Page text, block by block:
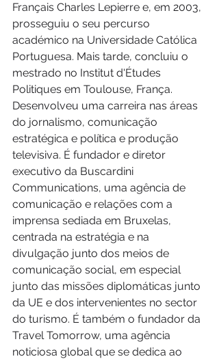
Français Charles Lepierre e, em 2003,
prosseguiu o seu percurso
académico na Universidade Católica
Portuguesa. Mais tarde, concluiu o
mestrado no Institut d'Études
Politiques em Toulouse, França.
Desenvolveu uma carreira nas áreas
do jornalismo, comunicação
estratégica e política e produção
televisiva. É fundador e diretor
executivo da Buscardini
Communications, uma agência de
comunicação e relações com a
imprensa sediada em Bruxelas,
centrada na estratégia e na
divulgação junto dos meios de
comunicação social, em especial
junto das missões diplomáticas junto
da UE e dos intervenientes no sector
do turismo. É também o fundador da
Travel Tomorrow, uma agência
noticiosa global que se dedica ao